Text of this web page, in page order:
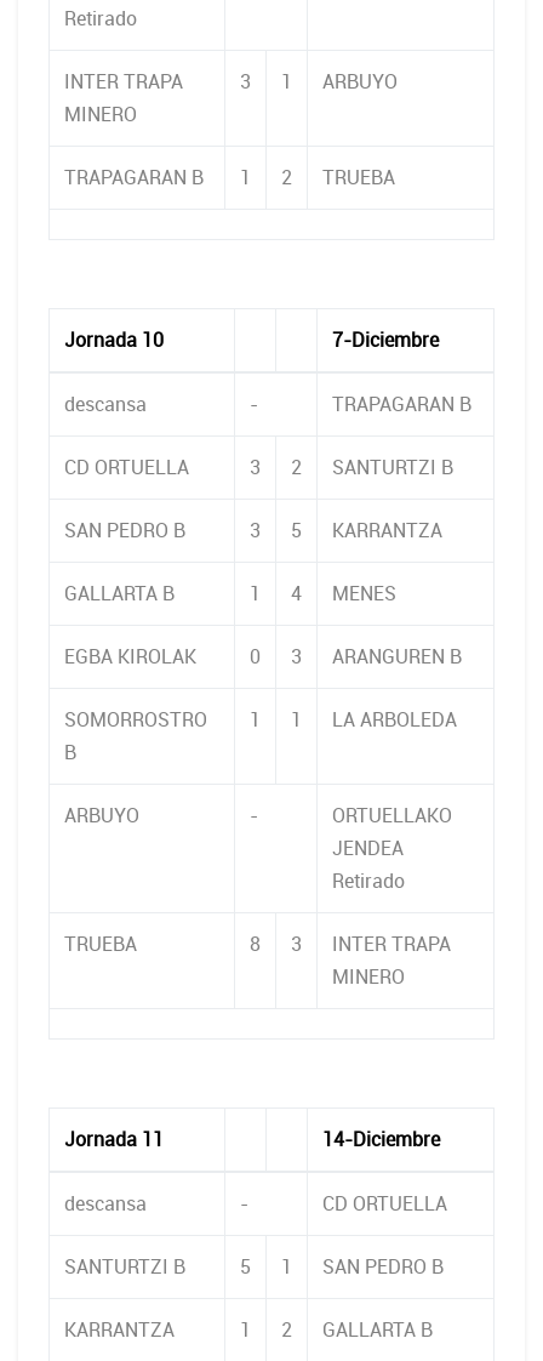
Retirado
INTER TRAPA
MINERO
3 1 ARBUYO
TRAPAGARAN B 1 2 TRUEBA
Jornada 10 7-Diciembre
descansa - TRAPAGARAN B
CD ORTUELLA 3 2 SANTURTZI B
SAN PEDRO B 3 5 KARRANTZA
GALLARTA B 1 4 MENES
EGBA KIROLAK 0 3 ARANGUREN B
SOMORROSTRO
B
1 1 LA ARBOLEDA
ARBUYO -
ORTUELLAKO
JENDEA
Retirado
TRUEBA 8 3
INTER TRAPA
MINERO
Jornada 11 14-Diciembre
descansa - CD ORTUELLA
SANTURTZI B 5 1 SAN PEDRO B
KARRANTZA 1 2 GALLARTA B